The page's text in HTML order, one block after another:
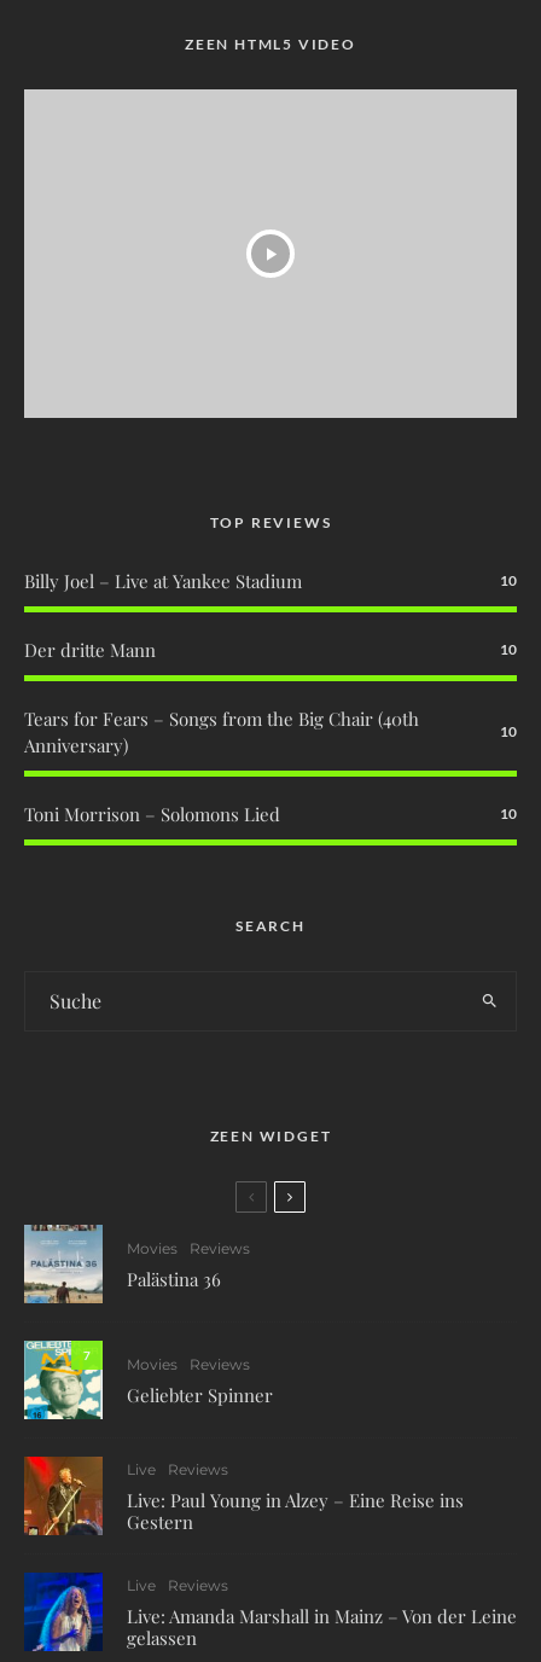
ZEEN HTML5 VIDEO
TOP REVIEWS
Billy Joel – Live at Yankee Stadium 10
Der dritte Mann 10
Tears for Fears – Songs from the Big Chair (40th
Anniversary)
10
Toni Morrison – Solomons Lied 10
SEARCH
ZEEN WIDGET
Movies Reviews
Palästina 36
7
Movies Reviews
Geliebter Spinner
Live Reviews
Live: Paul Young in Alzey – Eine Reise ins
Gestern
Live Reviews
Live: Amanda Marshall in Mainz – Von der Leine
gelassen